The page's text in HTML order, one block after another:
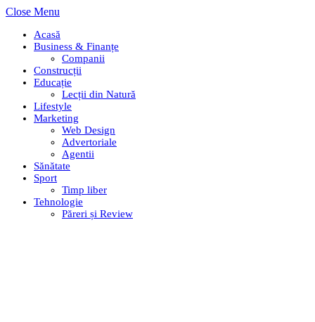
Close Menu
Acasă
Business & Finanțe
Companii
Construcții
Educație
Lecții din Natură
Lifestyle
Marketing
Web Design
Advertoriale
Agentii
Sănătate
Sport
Timp liber
Tehnologie
Păreri și Review